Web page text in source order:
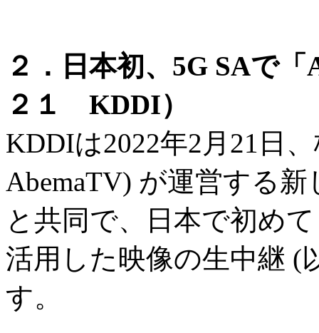
２．日本初、5G SAで
２１ KDDI）
KDDIは2022年2月21日
AbemaTV) が運営する
と共同で、日本で初め
活用した映像の生中継 (
す。